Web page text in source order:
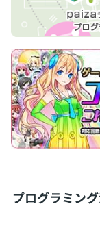
プログラミン